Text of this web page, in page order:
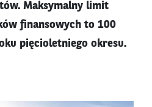
Maksymalny limit
finansowych to 100
pięcioletniego okresu.